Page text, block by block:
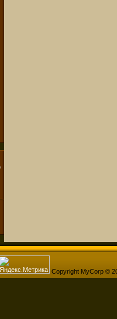
Copyright MyCorp ©